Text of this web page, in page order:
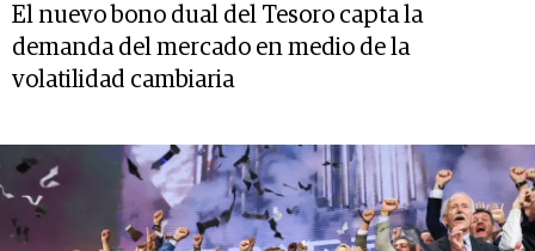
El nuevo bono dual del Tesoro capta la
demanda del mercado en medio de la
volatilidad cambiaria